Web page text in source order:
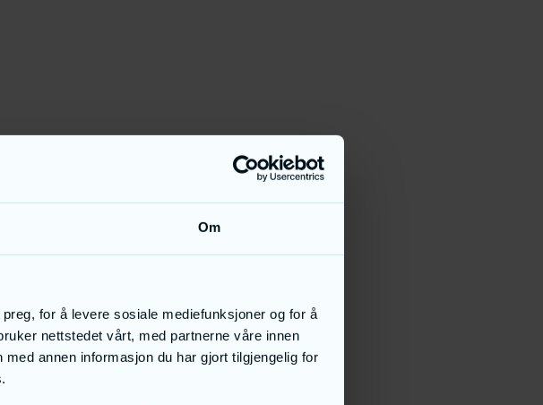
Om
for å levere sosiale mediefunksjoner og for å
nettstedet vårt, med partnerne våre innen
annen informasjon du har gjort tilgjengelig for